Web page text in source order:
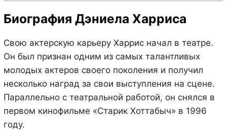
Биография Дэниела Харриса
Свою актерскую карьеру Харрис начал в театре.
Он был признан одним из самых талантливых
молодых актеров своего поколения и получил
несколько наград за свои выступления на сцене.
Параллельно с театральной работой, он снялся в
первом кинофильме «Старик Хоттабыч» в 1996
году.